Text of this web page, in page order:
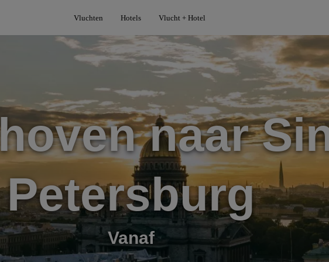
Vluchten Hotels Vlucht + Hotel
naar
Petersburg
Vanaf